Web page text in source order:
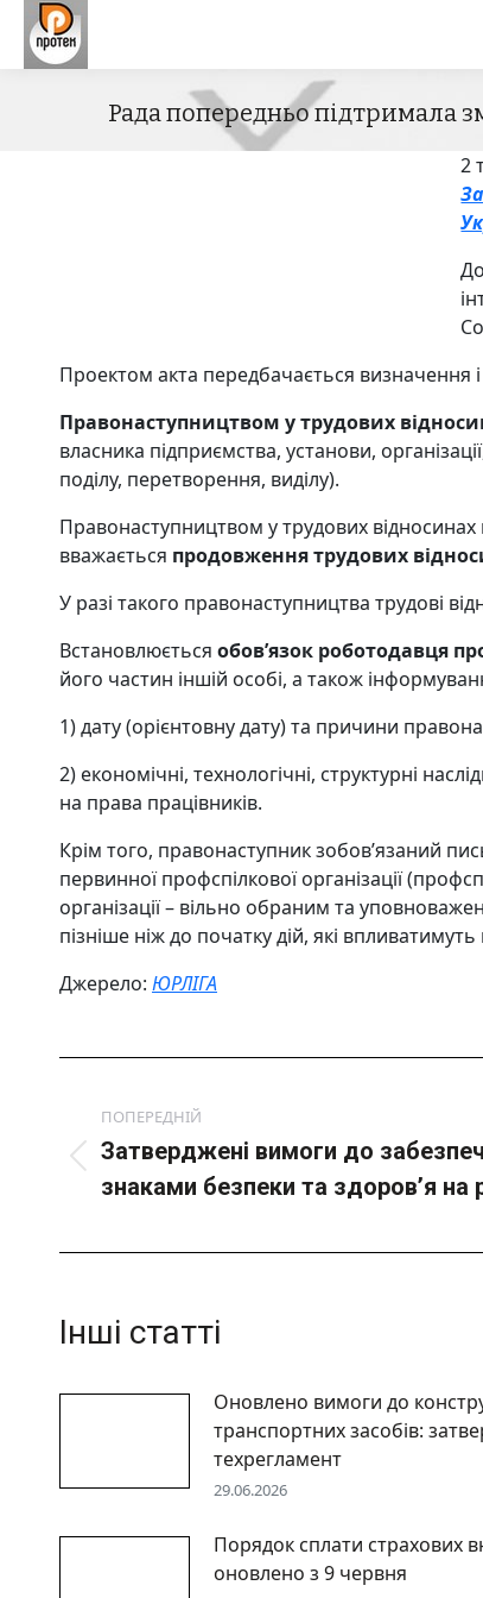
Рада попередньо підтримала
2
Проектом акта передбачається визначення
Правонаступництвом у трудових
власника підприємства, установи,
поділу, перетворення, виділу).
Правонаступництвом у трудових
вважається продовження трудових
У разі такого правонаступництва трудові
Встановлюється обов’язок роботодавця
його частин іншій особі, а також
1) дату (орієнтовну дату) та причини
2) економічні, технологічні, структурні
на права працівників.
Крім того, правонаступник зобов’язаний
первинної профспілкової організації
організації – вільно обраним та
пізніше ніж до початку дій, які
Джерело: ЮРЛІГА
navigation
ПОПЕРЕДНІЙ
Попередній
пост:
Затверджені вимоги до
знаками безпеки та здоров’я на
Інші статті
Оновлено вимоги до
транспортних засобів:
техрегламент
29.06.2026
Порядок сплати страхових
оновлено з 9 червня